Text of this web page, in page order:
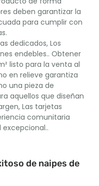
deben garantizar la
para cumplir con
dedicados, Los
endebles.. Obtener
listo para la venta al
en relieve garantiza
una pieza de
aquellos que diseñan
Las tarjetas
comunitaria
de naipes de